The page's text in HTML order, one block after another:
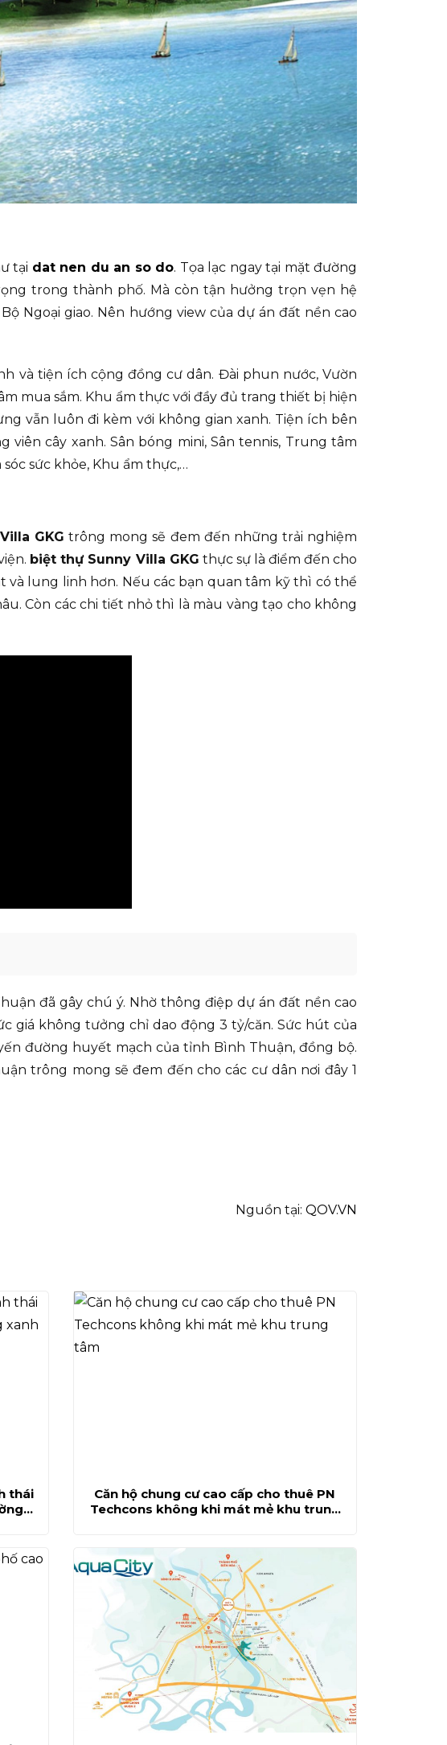
tại dat nen du an so do. Tọa lạc ngay tại mặt đường
trong thành phố. Mà còn tận hưởng trọn vẹn hệ
Ngoại giao. Nên hướng view của dự án đất nền cao
và tiện ích cộng đồng cư dân. Đài phun nước, Vườn
mua sắm. Khu ẩm thực với đầy đủ trang thiết bị hiện
vẫn luôn đi kèm với không gian xanh. Tiện ích bên
cây xanh. Sân bóng mini, Sân tennis, Trung tâm
sức khỏe, Khu ẩm thực,…
GKG trông mong sẽ đem đến những trải nghiệm
biệt thự Sunny Villa GKG thực sự là điểm đến cho
và lung linh hơn. Nếu các bạn quan tâm kỹ thì có thể
Còn các chi tiết nhỏ thì là màu vàng tạo cho không
đã gây chú ý. Nhờ thông điệp dự án đất nền cao
giá không tưởng chỉ dao động 3 tỷ/căn. Sức hút của
đường huyết mạch của tỉnh Bình Thuận, đồng bộ.
trông mong sẽ đem đến cho các cư dân nơi đây 1
Nguồn tại: QOV.VN
thái
Căn hộ chung cư cao cấp cho thuê PN
Techcons không khi mát mẻ khu trung